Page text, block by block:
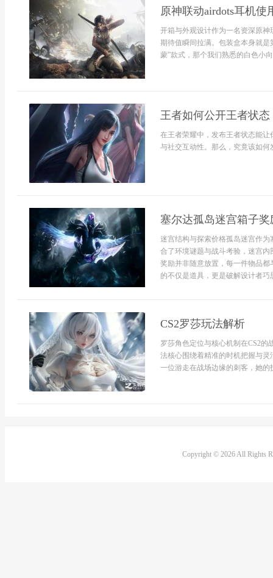
原神联动airdots耳机使
开箱与外观设计作为一名资深原神
期待值瞬间拉满。包装盒本身就
蒙”款式，那个我们熟悉的白色小
王者如何公开王者状
在王者荣耀中，发布王者状态能
与社交互动性。那么，究竟该如何
塞尔达孤岛迷宫箱子奖
迷宫结构与探索价格孤岛迷宫作
合了环境谜题与战斗考验，迷宫
奖励并非随意放置，每一件物品
的不仅是道具，更是破解设计者
CS2罗莎玩法解析
罗莎角色定位与核心机制在CS2
法核心围绕着精准的时机把握与
一位游走在战场边缘的刺客，她
Copyright © 2026 All Rights